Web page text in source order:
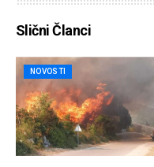
Slični Članci
NOVOSTI